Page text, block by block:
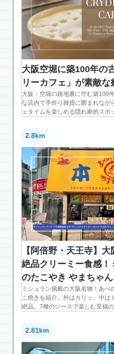
大阪空堀に築100年の
リーカフェ」が素敵
大阪・空堀の路地裏に佇む築100
な店内で手作り雑貨に囲まれなが
ェタイムを楽しめる隠れ家的スポ
2.8km
【阿倍野・天王寺】
絶品クリーミー食感
のたこやき やまちゃん
ミシュラン掲載の大阪名物！あべ
こ焼きを紹介。外はカリッ、中は
絶品。7種のソースで楽しむ至福の
2.81km